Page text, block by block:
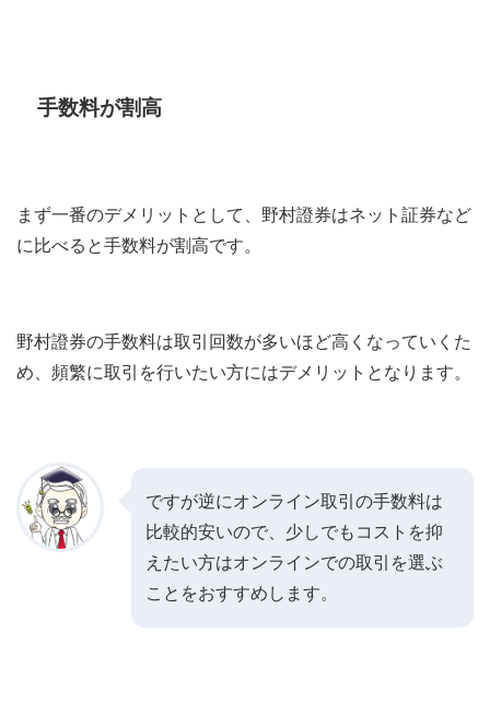
手数料が割高
まず一番のデメリットとして、野村證券はネット証券など
に比べると手数料が割高です。
野村證券の手数料は取引回数が多いほど高くなっていくた
め、頻繁に取引を行いたい方にはデメリットとなります。
ですが逆にオンライン取引の手数料は
比較的安いので、少しでもコストを抑
えたい方はオンラインでの取引を選ぶ
ことをおすすめします。